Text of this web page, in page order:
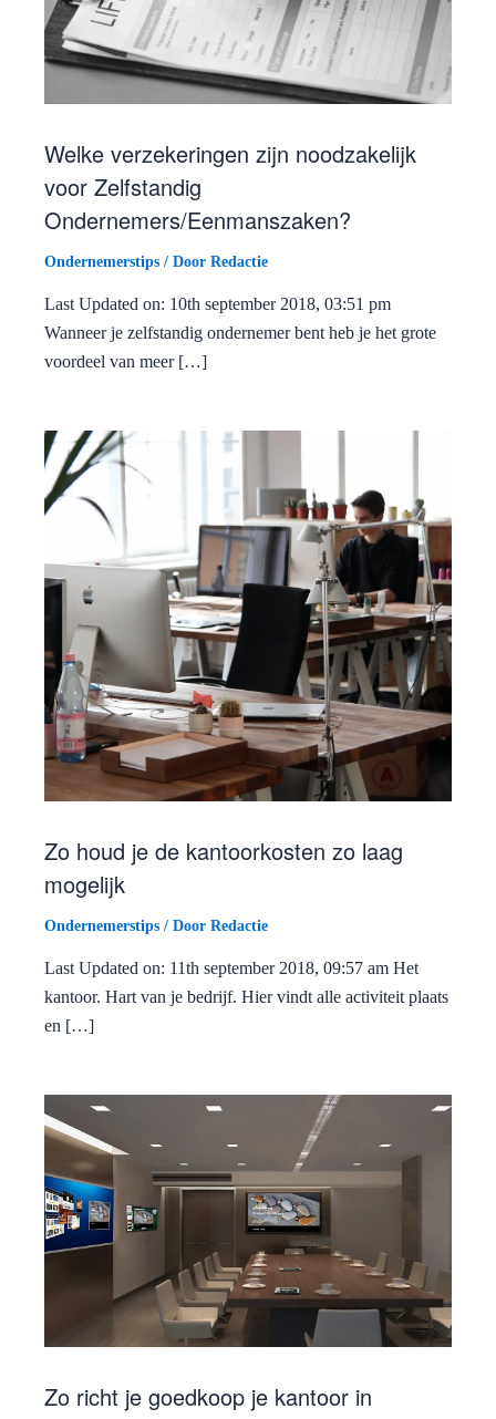
Welke verzekeringen zijn noodzakelijk
voor Zelfstandig
Ondernemers/Eenmanszaken?
Ondernemerstips / Door Redactie
Last Updated on: 10th september 2018, 03:51 pm
Wanneer je zelfstandig ondernemer bent heb je het grote
voordeel van meer […]
Zo houd je de kantoorkosten zo laag
mogelijk
Ondernemerstips / Door Redactie
Last Updated on: 11th september 2018, 09:57 am Het
kantoor. Hart van je bedrijf. Hier vindt alle activiteit plaats
en […]
Zo richt je goedkoop je kantoor in